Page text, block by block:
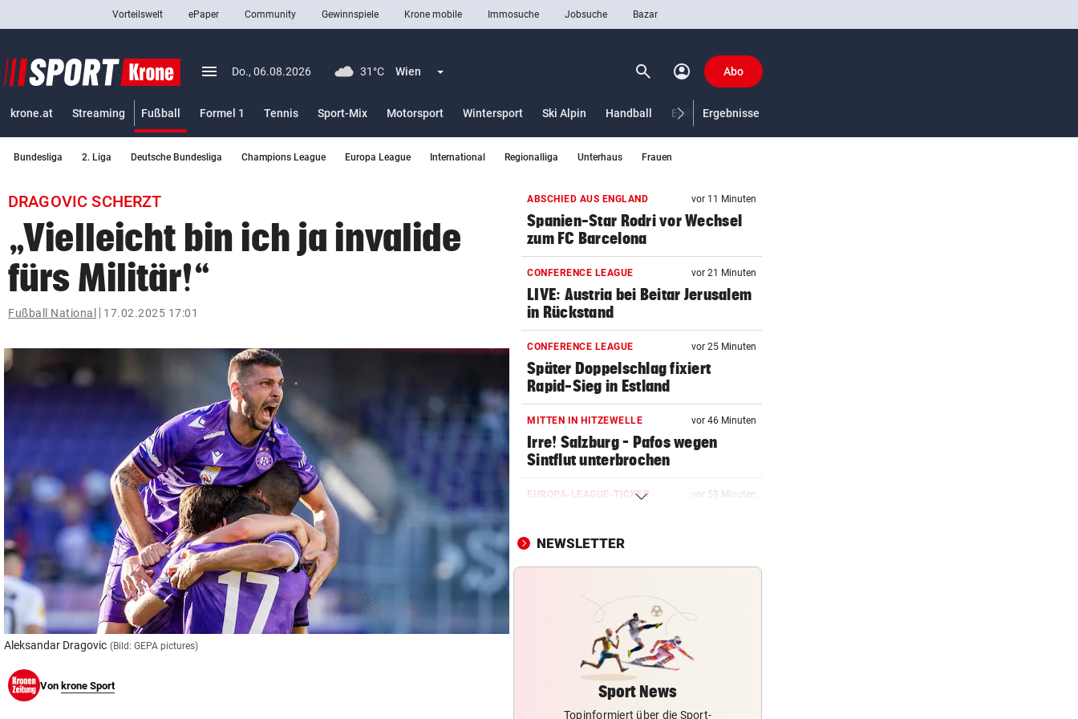
closeSchließen
Abonnieren
bookmark
search
Suchbegriff
eingeben
© Krone Multimedia GmbH & Co KG 2026
Vorteilswelt ePaper Community Gewinnspiele Krone mobile Immosuche Jobsuche Bazar
menu Menü aufklappen
Do., 06.08.2026 31°C Wien Menü aufklappen search Suchen
account_circle Abo
krone.at Streaming Fußball
Formel 1
Tennis Sport-Mix Motorsport Wintersport Ski Alpin Handball Eishockey US-Sport
Ergebnisse
Bundesliga 2. Liga Deutsche Bundesliga Champions League Europa League International Regionalliga Unterhaus Frauen
DRAGOVIC SCHERZT
„Vielleicht bin ich ja invalide
fürs Militär!“
Fußball National 17.02.2025 17:01
Aleksandar Dragovic (Bild: GEPA pictures)
Von krone Sport
ABSCHIED AUS ENGLAND vor 11 Minuten
Spanien-Star Rodri vor Wechsel
zum FC Barcelona
CONFERENCE LEAGUE vor 21 Minuten
LIVE: Austria bei Beitar Jerusalem
in Rückstand
CONFERENCE LEAGUE vor 25 Minuten
Später Doppelschlag fixiert
Rapid-Sieg in Estland
MITTEN IN HITZEWELLE vor 46 Minuten
Irre! Salzburg – Pafos wegen
Sintflut unterbrochen
EUROPA-LEAGUE-TICKER vor 59 Minuten
Pafos unterbrochen
WUNDER MUSS HER 17:00
Sturm Kraftakt!
LUCKENEDERS HIGHLIGHT
„Auf das Foto bin ich stolz – auf
die Gelbe auch“
TROTZ FIFA-RÜCKZIEHER
NEWSLETTER
Sport News
Topinformiert über die Sport-